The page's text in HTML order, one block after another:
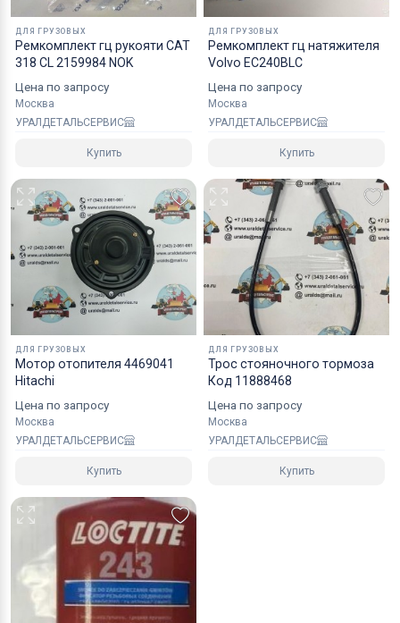
Коробки оптимального размера и с
надежным уровнем защиты.
мероприятия по оформлению документов и
перевозке вашего заказа в любой регион РФ, в
ДЛЯ ГРУЗОВЫХ
Ремкомплект гц рукояти CAT
318 CL 2159984 NOK
Цена по запросу
Москва
УРАЛДЕТАЛЬСЕРВИС
Купить
ДЛЯ ГРУЗОВЫХ
Ремкомплект гц натяжителя
Volvo EC240BLC
Цена по запросу
Москва
УРАЛДЕТАЛЬСЕРВИС
Купить
ДЛЯ ГРУЗОВЫХ
Мотор отопителя 4469041
Hitachi
Цена по запросу
Москва
УРАЛДЕТАЛЬСЕРВИС
Купить
ДЛЯ ГРУЗОВЫХ
Трос стояночного тормоза
Код 11888468
Цена по запросу
Москва
УРАЛДЕТАЛЬСЕРВИС
Купить